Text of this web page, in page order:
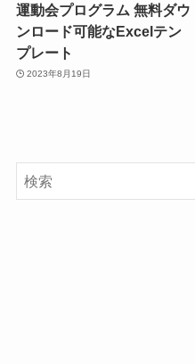
運動会プログラム 無料ダウ
ンロード可能なExcelテン
プレート
2023年8月19日